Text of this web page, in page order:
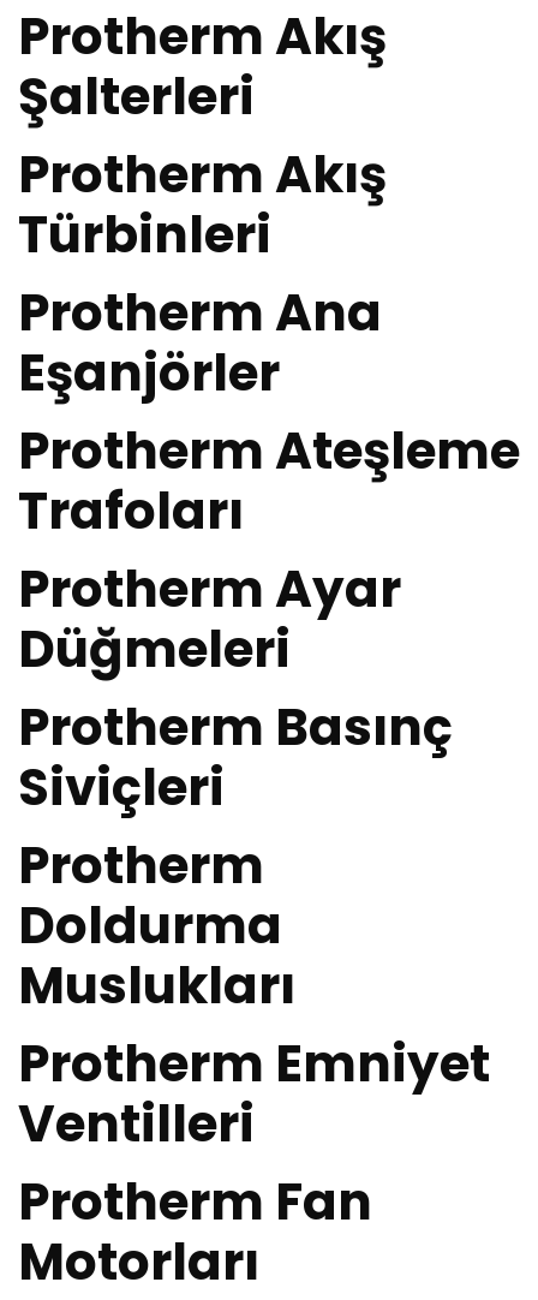
Protherm Akış
Şalterleri
Protherm Akış
Türbinleri
Protherm Ana
Eşanjörler
Protherm Ateşleme
Trafoları
Protherm Ayar
Düğmeleri
Protherm Basınç
Siviçleri
Protherm
Doldurma
Muslukları
Protherm Emniyet
Ventilleri
Protherm Fan
Motorları